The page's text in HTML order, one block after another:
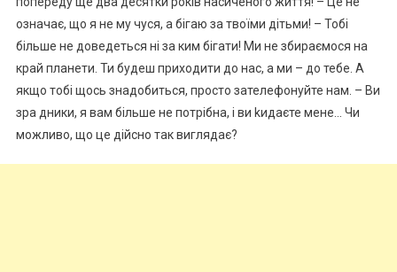
означає, що я не му чуся, а бігаю за твоїми дітьми! – Тобі
більше не доведеться ні за ким бігати! Ми не збираємося на
край планети. Ти будеш приходити до нас, а ми – до тебе. А
якщо тобі щось знадобиться, просто зателефонуйте нам. – Ви
зра дники, я вам більше не потрібна, і ви kидаєте мене… Чи
можливо, що це дійсно так виглядає?